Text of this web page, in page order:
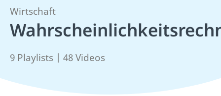
Wirtschaft
9 Playlists | 48 Videos